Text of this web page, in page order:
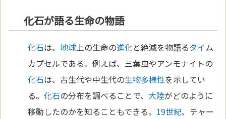
化石が語る生命の物語
化石は、地球上の生命の進化と絶滅を物語るタイム
カプセルである。例えば、三葉虫やアンモナイトの
化石は、古生代や中生代の生物多様性を示してい
る。化石の分布を調べることで、 大陸がどのように
移動したのかを知ることもできる。 19世紀、チャー